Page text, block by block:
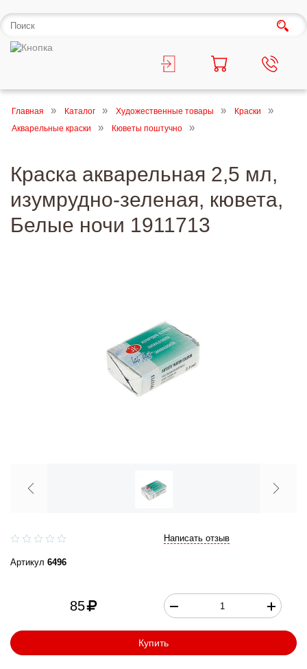
Главная Каталог Художественные товары
Краски
Акварельные краски
Кюветы поштучно
Краска акварельная 2,5 мл,
изумрудно-зеленая, кювета,
Белые ночи 1911713
Написать отзыв
Артикул 6496
85
Купить